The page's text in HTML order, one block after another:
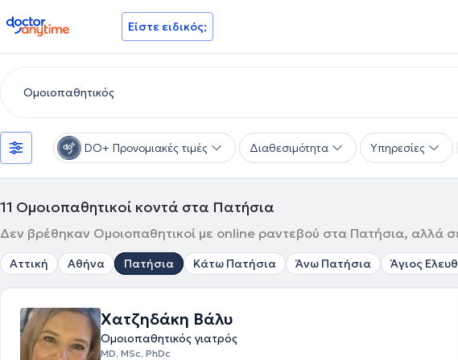
doctoranytime Είστε ειδικός;
DO+ Προνομιακές τιμές Διαθεσιμότητα Υπηρεσίες
11 Ομοιοπαθητικοί κοντά στα Πατήσια
Δεν βρέθηκαν Ομοιοπαθητικοί με online ραντεβού στα Πατήσια, αλλά
Αττική Αθήνα Πατήσια Κάτω Πατήσια Άνω Πατήσια Άγιος
Χατζηδάκη Βάλυ
Ομοιοπαθητικός γιατρός
MD, MSc, PhDc